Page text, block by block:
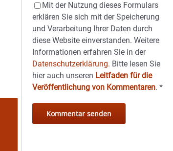
Mit der Nutzung dieses Formulars
erklären Sie sich mit der Speicherung
und Verarbeitung Ihrer Daten durch
diese Website einverstanden. Weitere
Informationen erfahren Sie in der
Datenschutzerklärung. Bitte lesen Sie
hier auch unseren Leitfaden für die
Veröffentlichung von Kommentaren.*